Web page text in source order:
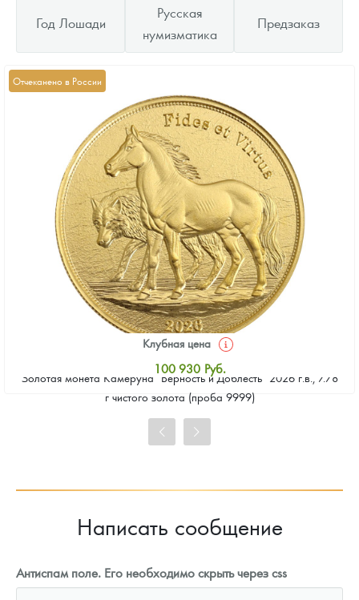
Год Лошади
Русская
нумизматика
Предзаказ
Отчеканено в России
Золотая монета Камеруна "Верность и Доблесть" 2026 г.в., 7.78
г чистого золота (проба 9999)
Клубная цена
100 930 Руб.
Стандартная цена
Цена выкупа
Написать сообщение
Антиспам поле. Его необходимо скрыть через css